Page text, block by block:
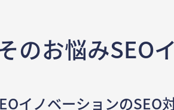
のお悩みSEO
イノベーションのSEO対